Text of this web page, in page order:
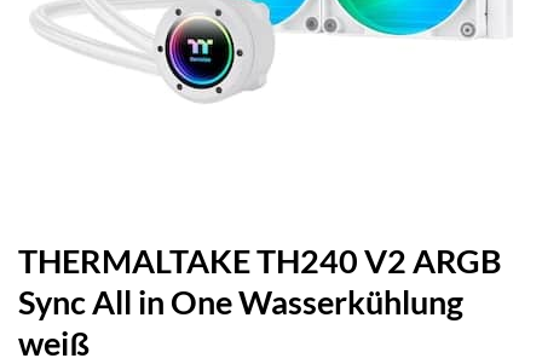
THERMALTAKE TH240 V2 ARGB
Sync All in One Wasserkühlung
weiß